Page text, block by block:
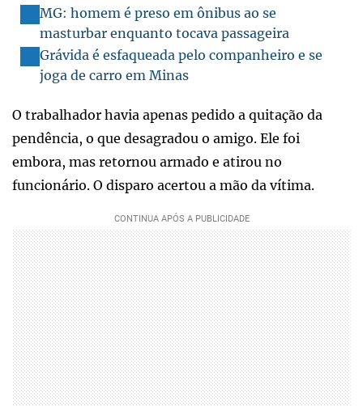
MG: homem é preso em ônibus ao se
masturbar enquanto tocava passageira
Grávida é esfaqueada pelo companheiro e se
joga de carro em Minas
O trabalhador havia apenas pedido a quitação da
pendência, o que desagradou o amigo. Ele foi
embora, mas retornou armado e atirou no
funcionário. O disparo acertou a mão da vítima.